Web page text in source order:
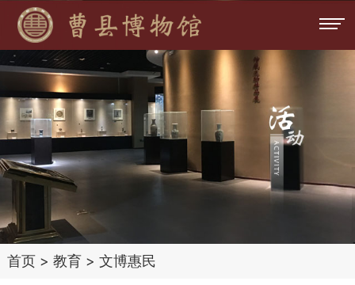
首页> 教育> 文博惠民